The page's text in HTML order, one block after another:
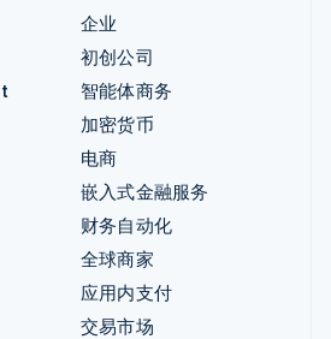
企业
初创公司
智能体商务
加密货币
电商
嵌入式金融服务
财务自动化
全球商家
应用内支付
交易市场